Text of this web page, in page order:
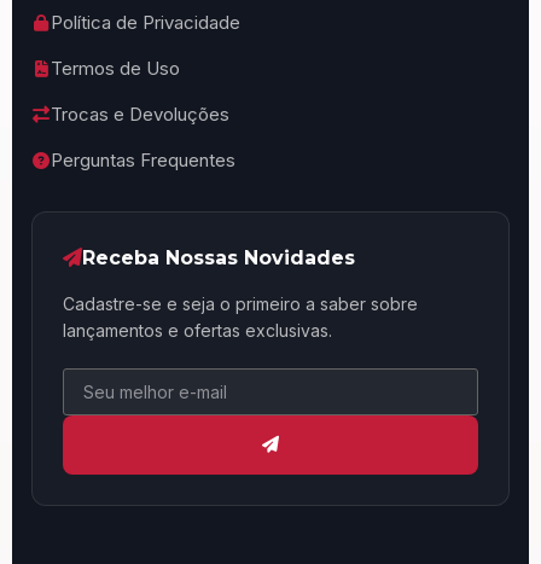
Política de Privacidade
Termos de Uso
Trocas e Devoluções
Perguntas Frequentes
Receba Nossas Novidades
Cadastre-se e seja o primeiro a saber sobre
lançamentos e ofertas exclusivas.